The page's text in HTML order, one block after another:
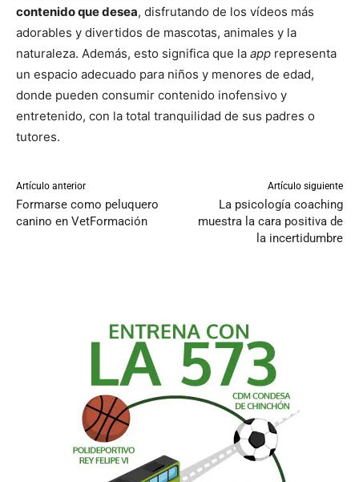
contenido que desea, disfrutando de los vídeos más
adorables y divertidos de mascotas, animales y la
naturaleza. Además, esto significa que la app representa
un espacio adecuado para niños y menores de edad,
donde pueden consumir contenido inofensivo y
entretenido, con la total tranquilidad de sus padres o
tutores.
Artículo anterior
Formarse como peluquero
canino en VetFormación
Artículo siguiente
La psicología coaching
muestra la cara positiva de
la incertidumbre